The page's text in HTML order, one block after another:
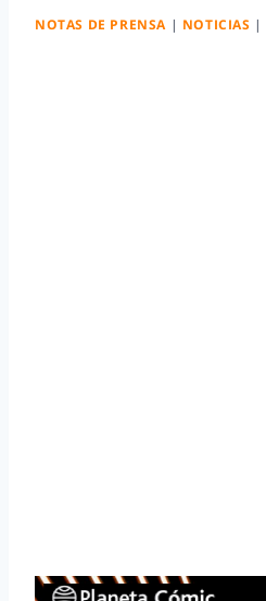
NOTAS DE PRENSA | NOTICIAS |